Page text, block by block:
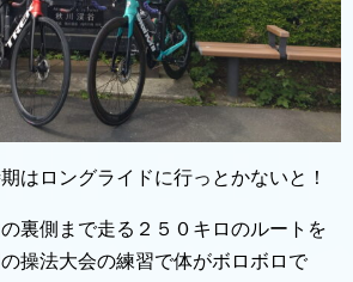
はロングライドに行っとかないと！
裏側まで走る２５０キロのルートを
操法大会の練習で体がボロボロで